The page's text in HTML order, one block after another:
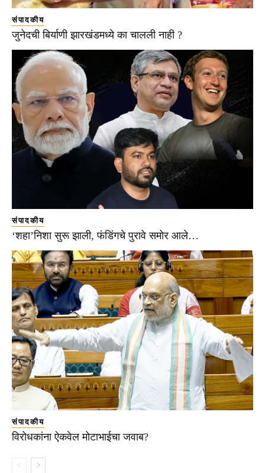
संपादकीय
जुनेदची बिर्याणी झारखंडमध्ये का चालली नाही ?
संपादकीय
‘शहा’निशा सुरू झाली, फंडिंगचे पुरावे समोर आले…
संपादकीय
विरोधकांना ऐकवेल मोटाभाईचा जवाब?